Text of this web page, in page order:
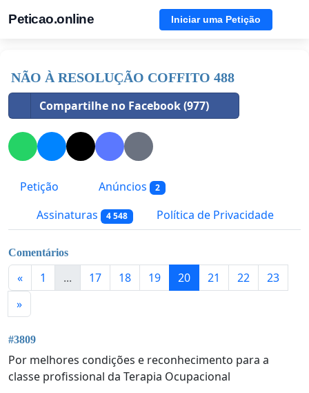
Peticao.online Iniciar uma Petição
NÃO À RESOLUÇÃO COFFITO 488
Compartilhe no Facebook (977)
Petição Anúncios 2
Assinaturas 4 548 Política de Privacidade
Comentários
« 1 ... 17 18 19 20 21 22
23
»
#3809
Por melhores condições e reconhecimento para a
classe profissional da Terapia Ocupacional